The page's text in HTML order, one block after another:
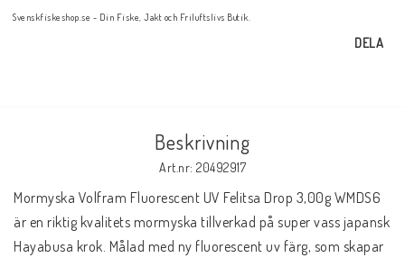
Svenskfiskeshop.se - Din Fiske, Jakt och Friluftslivs Butik.
DELA
Beskrivning
Art.nr: 20492917
Mormyska Volfram Fluorescent UV Felitsa Drop 3,00g WMDS6
är en riktig kvalitets mormyska tillverkad på super vass japansk
Hayabusa krok. Målad med ny fluorescent uv färg, som skapar